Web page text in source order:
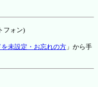
フォン)
未設定・お忘れの方 」から手